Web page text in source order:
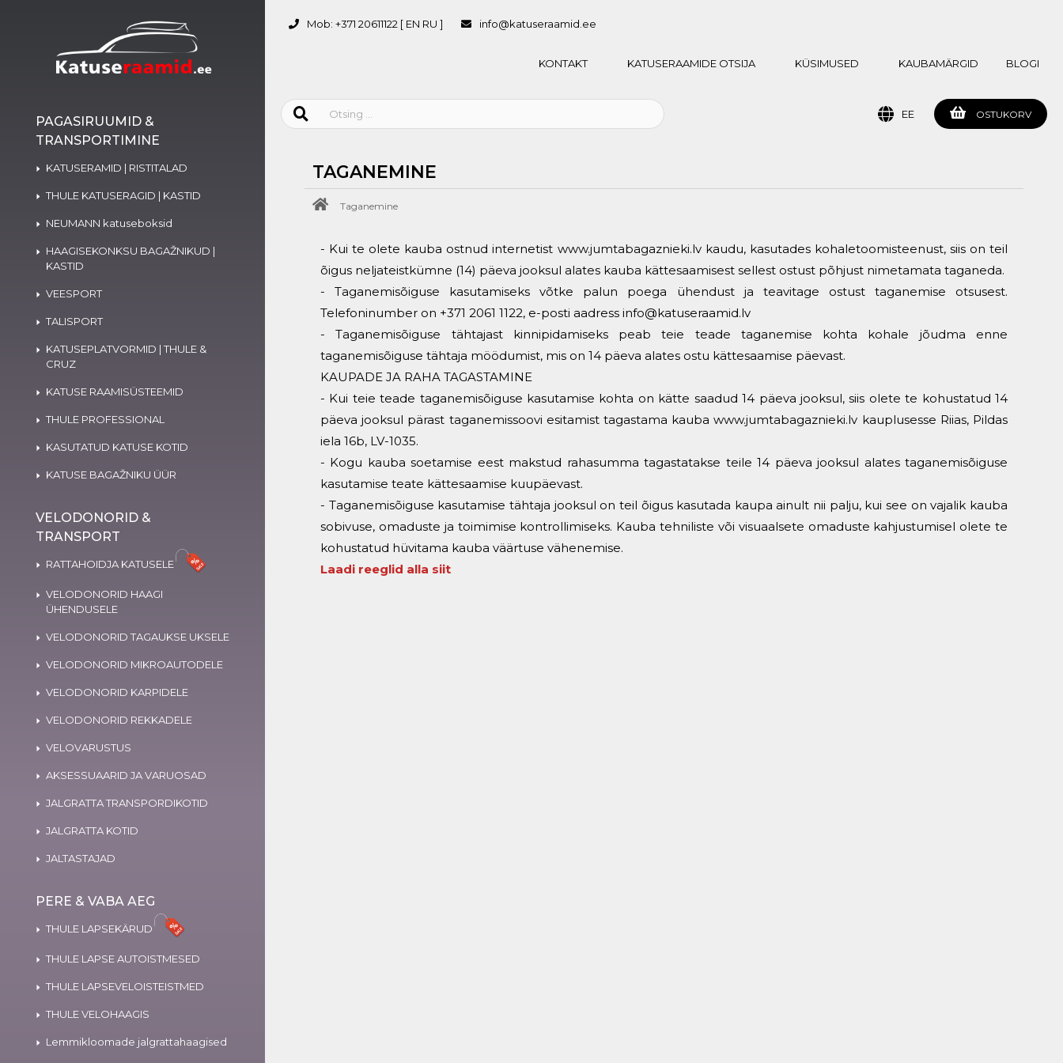
PAGASIRUUMID &
TRANSPORTIMINE
KATUSERAMID | RISTITALAD
THULE KATUSERAGID | KASTID
NEUMANN katuseboksid
HAAGISEKONKSU BAGAŽNIKUD |
KASTID
VEESPORT
TALISPORT
KATUSEPLATVORMID | THULE &
CRUZ
KATUSE RAAMISÜSTEEMID
THULE PROFESSIONAL
KASUTATUD KATUSE KOTID
KATUSE BAGAŽNIKU ÜÜR
VELODONORID &
TRANSPORT
RATTAHOIDJA KATUSELE
VELODONORID HAAGI
ÜHENDUSELE
VELODONORID TAGAUKSE UKSELE
VELODONORID MIKROAUTODELE
VELODONORID KARPIDELE
VELODONORID REKKADELE
VELOVARUSTUS
AKSESSUAARID JA VARUOSAD
JALGRATTA TRANSPORDIKOTID
JALGRATTA KOTID
JALTASTAJAD
PERE & VABA AEG
THULE LAPSEKÄRUD
THULE LAPSE AUTOISTMESED
THULE LAPSEVELOISTEISTMED
THULE VELOHAAGIS
Lemmikloomade jalgrattahaagised
Mob: +371 20611122 [ EN RU ] info@katuseraamid.ee
KONTAKT KATUSERAAMIDE OTSIJA KÜSIMUSED KAUBAMÄRGID BLOGI
OSTUKORV
EE
TAGANEMINE
Taganemine
- Kui te olete kauba ostnud internetist www.jumtabagaznieki.lvkaudu, kasutades kohaletoomisteenust, siis on teil
õigus neljateistkümne (14) päeva jooksul alates kauba kättesaamisest sellest ostust põhjust nimetamata taganeda.
- Taganemisõiguse kasutamiseks võtke palun poega ühendust ja teavitage ostust taganemise otsusest.
Telefoninumber on +371 2061 1122, e-posti aadress info@katuseraamid.lv
- Taganemisõiguse tähtajast kinnipidamiseks peab teie teade taganemise kohta kohale jõudma enne
taganemisõiguse tähtaja möödumist, mis on 14 päeva alates ostu kättesaamise päevast.
KAUPADE JA RAHA TAGASTAMINE
- Kui teie teade taganemisõiguse kasutamise kohta on kätte saadud 14 päeva jooksul, siis olete te kohustatud 14
päeva jooksul pärast taganemissoovi esitamist tagastama kaubawww.jumtabagaznieki.lv kauplusesse Riias, Pildas
iela 16b, LV-1035.
- Kogu kauba soetamise eest makstud rahasumma tagastatakse teile 14 päeva jooksul alates taganemisõiguse
kasutamise teate kättesaamise kuupäevast.
- Taganemisõiguse kasutamise tähtaja jooksul on teil õigus kasutada kaupa ainult nii palju, kui see on vajalik kauba
sobivuse, omaduste ja toimimise kontrollimiseks. Kauba tehniliste või visuaalsete omaduste kahjustumisel olete te
kohustatud hüvitama kauba väärtuse vähenemise.
Laadi reeglid alla siit